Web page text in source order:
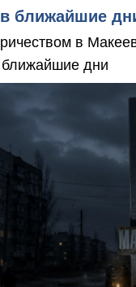
ближайшие
в
дни